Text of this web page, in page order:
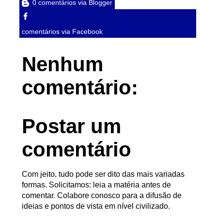
0 comentários via Blogger
comentários via Facebook
Nenhum
comentário:
Postar um
comentário
Com jeito, tudo pode ser dito das mais variadas
formas. Solicitamos: leia a matéria antes de
comentar. Colabore conosco para a difusão de
ideias e pontos de vista em nível civilizado.